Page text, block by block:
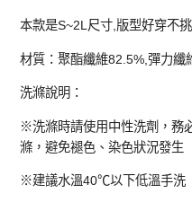
本款是S~2L尺寸,版型好穿不
材質：聚酯纖維82.5%,彈力纖
洗滌說明：
※洗滌時請使用中性洗劑，務
滌，避免褪色、染色狀況發生
※建議水溫40℃以下低溫手洗